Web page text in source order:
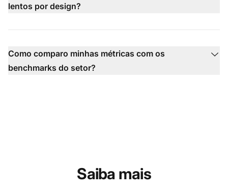
lentos por design?
Como comparo minhas métricas com os
benchmarks do setor?
Saiba mais